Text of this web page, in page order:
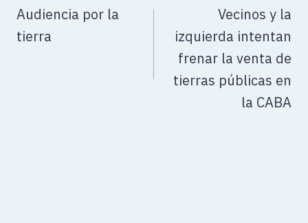
Audiencia por la
tierra
Vecinos y la
izquierda intentan
frenar la venta de
tierras públicas en
la CABA